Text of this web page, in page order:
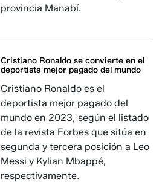
provincia Manabí.
Cristiano Ronaldo se convierte en el
deportista mejor pagado del mundo
Cristiano Ronaldo es el
deportista mejor pagado del
mundo en 2023, según el listado
de la revista Forbes que sitúa en
segunda y tercera posición a Leo
Messi y Kylian Mbappé,
respectivamente.